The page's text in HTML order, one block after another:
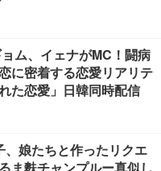
ム、イェナがMC！闘病
に密着する恋愛リアリテ
た恋愛」日韓同時配信
娘たちと作ったリクエ